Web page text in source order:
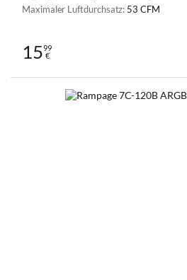
Maximaler Luftdurchsatz: 53 CFM
1599
€